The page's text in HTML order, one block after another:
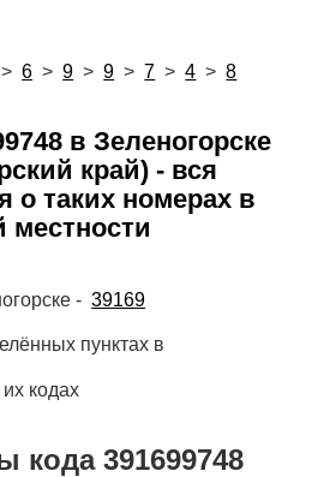
> 6 > 9 > 9 > 7 > 4 > 8
в Зеленогорске
край) - вся
о таких номерах в
местности
- 39169
пунктах в
их кодах
кода 391699748